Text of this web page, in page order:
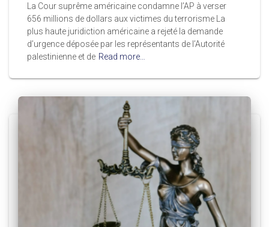
La Cour suprême américaine condamne l’AP à verser
656 millions de dollars aux victimes du terrorisme La
plus haute juridiction américaine a rejeté la demande
d’urgence déposée par les représentants de l’Autorité
palestinienne et de Read more…